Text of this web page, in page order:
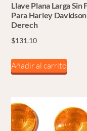
Llave Plana Larga Sin
Para Harley
Derech
$131.10
Añadir al carrito